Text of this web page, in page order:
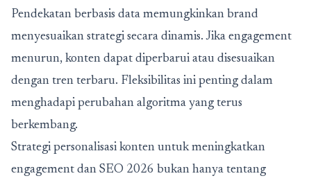
Pendekatan berbasis data memungkinkan brand
menyesuaikan strategi secara dinamis. Jika engagement
menurun, konten dapat diperbarui atau disesuaikan
dengan tren terbaru. Fleksibilitas ini penting dalam
menghadapi perubahan algoritma yang terus
berkembang.
Strategi personalisasi konten untuk meningkatkan
engagement dan SEO 2026 bukan hanya tentang